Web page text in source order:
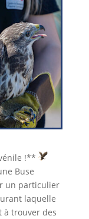
!**
Buse
un particulier
laquelle
à trouver des